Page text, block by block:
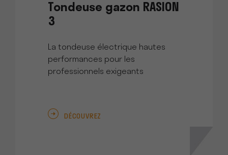
Tondeuse gazon RASION
3
La tondeuse électrique hautes
performances pour les
professionnels exigeants
DÉCOUVREZ